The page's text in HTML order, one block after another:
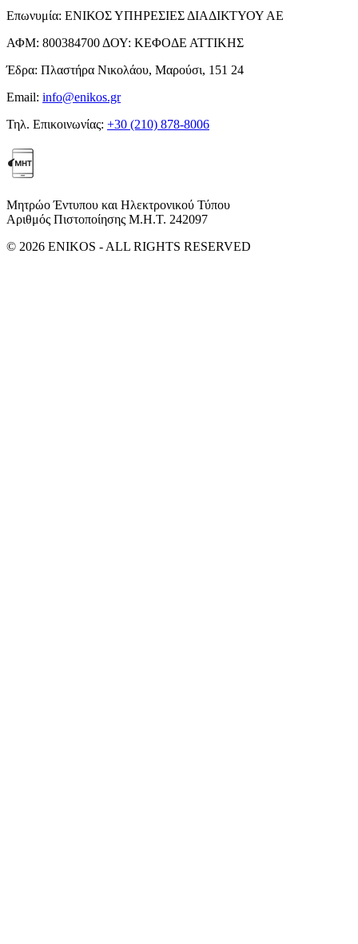
Επωνυμία: ΕΝΙΚΟΣ ΥΠΗΡΕΣΙΕΣ ΔΙΑΔΙΚΤΥΟΥ ΑΕ
ΑΦΜ: 800384700 ΔΟΥ: ΚΕΦΟΔΕ ΑΤΤΙΚΗΣ
Έδρα: Πλαστήρα Νικολάου, Μαρούσι, 151 24
Email: info@enikos.gr
Τηλ. Επικοινωνίας: +30 (210) 878-8006
Μητρώο Έντυπου και Ηλεκτρονικού Τύπου
Αριθμός Πιστοποίησης Μ.Η.Τ. 242097
© 2026 ENIKOS - ALL RIGHTS RESERVED